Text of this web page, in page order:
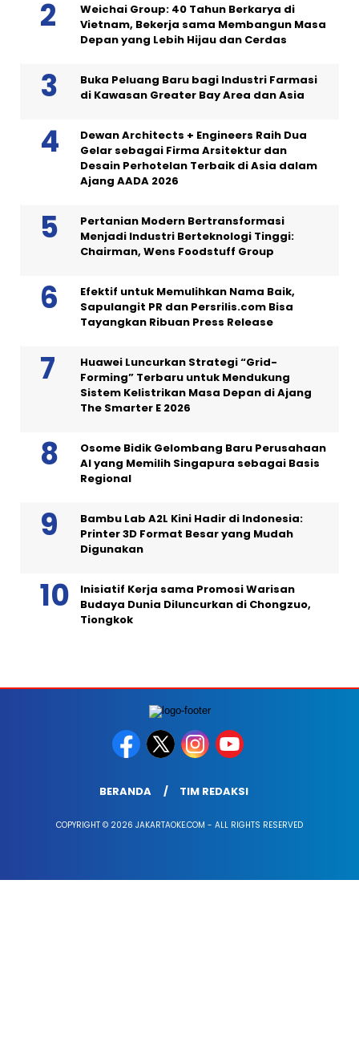
Weichai Group: 40 Tahun Berkarya di
Vietnam, Bekerja sama Membangun Masa
Depan yang Lebih Hijau dan Cerdas
Buka Peluang Baru bagi Industri Farmasi
di Kawasan Greater Bay Area dan Asia
Dewan Architects + Engineers Raih Dua
Gelar sebagai Firma Arsitektur dan
Desain Perhotelan Terbaik di Asia dalam
Ajang AADA 2026
Pertanian Modern Bertransformasi
Menjadi Industri Berteknologi Tinggi:
Chairman, Wens Foodstuff Group
Efektif untuk Memulihkan Nama Baik,
Sapulangit PR dan Persrilis.com Bisa
Tayangkan Ribuan Press Release
Huawei Luncurkan Strategi “Grid-
Forming” Terbaru untuk Mendukung
Sistem Kelistrikan Masa Depan di Ajang
The Smarter E 2026
Osome Bidik Gelombang Baru Perusahaan
AI yang Memilih Singapura sebagai Basis
Regional
Bambu Lab A2L Kini Hadir di Indonesia:
Printer 3D Format Besar yang Mudah
Digunakan
Inisiatif Kerja sama Promosi Warisan
Budaya Dunia Diluncurkan di Chongzuo,
Tiongkok
BERANDA TIM REDAKSI
COPYRIGHT © 2026 JAKARTAOKE.COM - ALL RIGHTS RESERVED